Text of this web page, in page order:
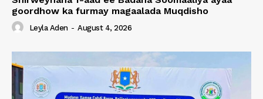
goordhow ka furmay magaalada Muqdisho
Leyla Aden - August 4, 2026